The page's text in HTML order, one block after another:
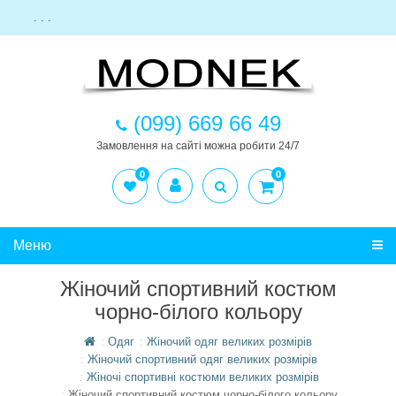
. . .
(099) 669 66 49
Замовлення на сайті можна робити 24/7
0 0
Меню
Жіночий спортивний костюм
чорно-білого кольору
Одяг
Жіночий одяг великих розмірів
Жіночий спортивний одяг великих розмірів
Жіночі спортивні костюми великих розмірів